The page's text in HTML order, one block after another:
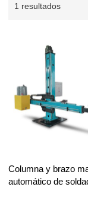
1 resultados
Columna y brazo
automático de